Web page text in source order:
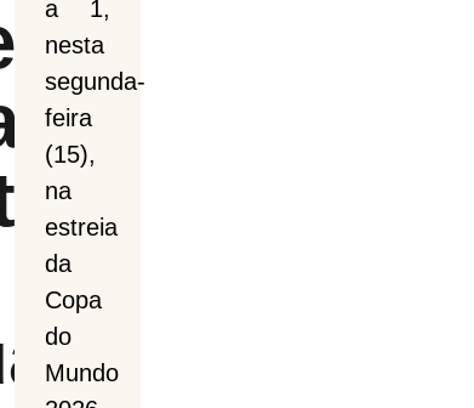
a 1,
nesta
segunda-
feira
(15),
na
estreia
da
Copa
do
Mundo